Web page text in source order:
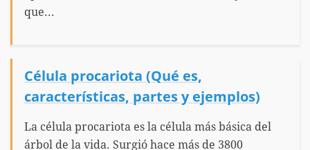
que...
Célula procariota (Qué es,
características, partes y ejemplos)
La célula procariota es la célula más básica del
árbol de la vida. Surgió hace más de 3800